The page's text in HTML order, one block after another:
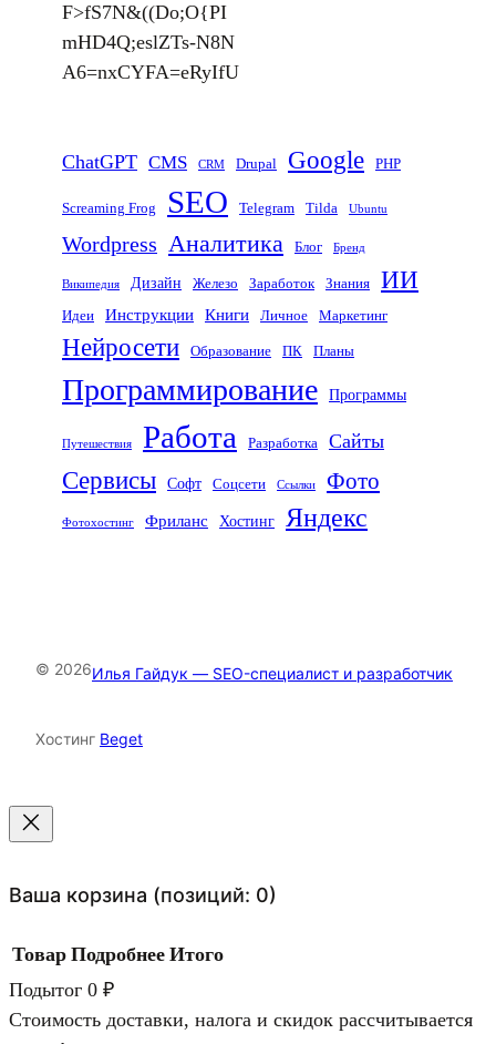
F>fS7N&((Do;O{PI
mHD4Q;eslZTs-N8N
A6=nxCYFA=eRyIfU
ChatGPT CMS CRM Drupal Google PHP
Screaming Frog SEO Telegram Tilda Ubuntu
Wordpress Аналитика Блог Бренд
Википедия Дизайн Железо Заработок Знания ИИ
Идеи Инструкции Книги Личное Маркетинг
Нейросети Образование ПК Планы
Программирование Программы
Путешествия Работа Разработка Сайты
Сервисы Софт Соцсети Ссылки Фото
Фотохостинг Фриланс Хостинг Яндекс
© 2026Илья Гайдук — SEO-специалист и разработчик
Хостинг Beget
Ваша корзина (позиций: 0)
Товары
Товар Подробнее Итого
Подытог 0 ₽
Стоимость доставки, налога и скидок рассчитывается